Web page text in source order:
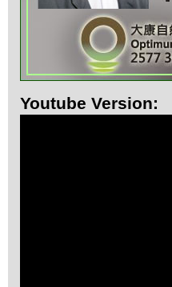
Youtube Version: